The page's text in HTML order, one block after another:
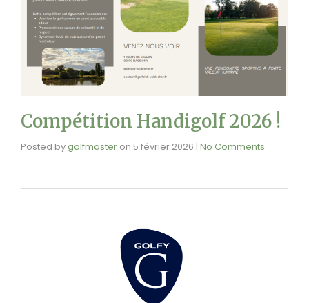
Compétition Handigolf 2026 !
Posted bygolfmaster on 5 février 2026 | No Comments